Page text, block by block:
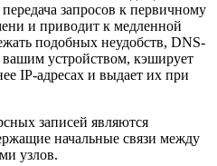
запросов к первичному
и приводит к медленной
подобных неудобств, DNS-
устройством, кэширует
IP-адресах и выдает их при
записей являются
начальные связи между
узлов.